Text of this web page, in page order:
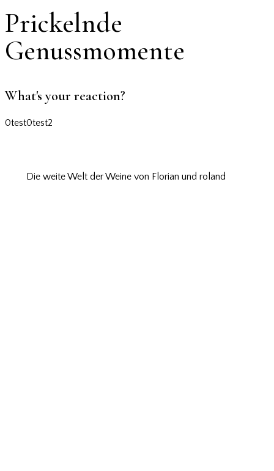
Prickelnde
Genussmomente
What's your reaction?
0test0test2
Die weite Welt der Weine von Florian und roland